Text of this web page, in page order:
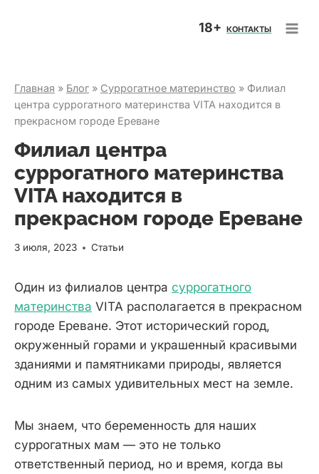
18+ КОНТАКТЫ
Главная » Блог » Суррогатное материнство » Филиал
центра суррогатного материнства VITA находится в
прекрасном городе Ереване
Филиал центра
суррогатного материнства
VITA находится в
прекрасном городе Ереване
3 июля, 2023 Статьи
Один из филиалов центра суррогатного
материнства VITA располагается в прекрасном
городе Ереване. Этот исторический город,
окруженный горами и украшенный красивыми
зданиями и памятниками природы, является
одним из самых удивительных мест на земле.
Мы знаем, что беременность для наших
суррогатных мам — это не только
ответственный период, но и время, когда вы